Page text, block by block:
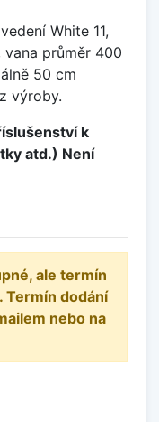
White 11,
průměr 400
50 cm
výroby.
k
atd.) Není
ale termín
Termín dodání
nebo na